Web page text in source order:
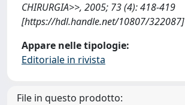
CHIRURGIA>>, 2005; 73 (4): 418-419
[https://hdl.handle.net/10807/322087]
Appare nelle tipologie:
Editoriale in rivista
File in questo prodotto: